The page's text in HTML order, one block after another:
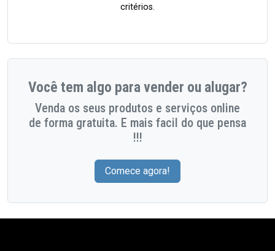
critérios.
Você tem algo para vender ou alugar?
Venda os seus produtos e serviços online
de forma gratuita. E mais facil do que pensa
!!!
Comece agora!